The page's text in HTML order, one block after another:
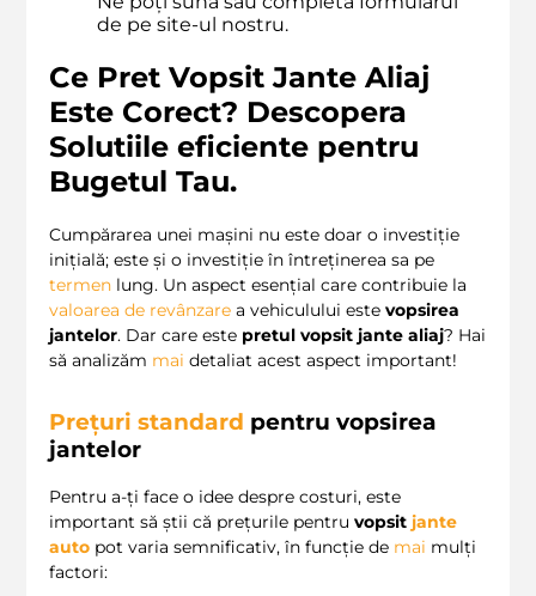
de pe site-ul nostru.
Ce Pret Vopsit Jante Aliaj
Este Corect? Descopera
Solutiile eficiente pentru
Bugetul Tau.
Cumpărarea unei mașini nu este doar o investiție
inițială; este și o investiție în întreținerea sa pe
termen lung. Un aspect esențial care contribuie la
valoarea de revânzare a vehiculului este vopsirea
jantelor. Dar care este pretul vopsit jante aliaj? Hai
să analizăm mai detaliat acest aspect important!
Prețuri standard pentru vopsirea
jantelor
Pentru a-ți face o idee despre costuri, este
important să știi că prețurile pentru vopsit jante
auto pot varia semnificativ, în funcție de mai mulți
factori: